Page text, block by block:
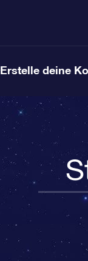
Erstelle deine